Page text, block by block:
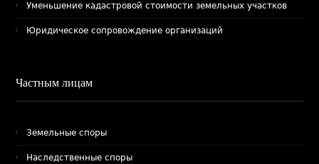
Уменьшение кадастровой стоимости земельных участков
Юридическое сопровождение организаций
Частным лицам
Земельные споры
Наследственные споры